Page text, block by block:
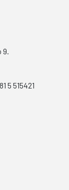
9.
5 515421